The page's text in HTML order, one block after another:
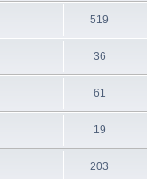
519
36
61
19
203